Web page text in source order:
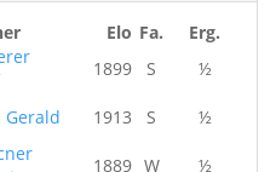
Elo Fa.
Erg.
1899 S ½
Gerald 1913 S ½
1889 W ½